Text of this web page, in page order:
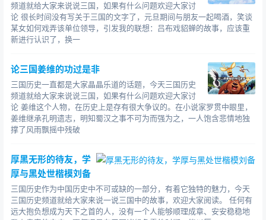
频道就给大家来说说三国，如果有什么问题欢迎大家讨
论 很长时间没有写关于三国的文字了，元旦期间与朋友一起喝酒，笑谈
某女如何戏弄该单位领导，引发我的联想：吕布戏貂蝉的故事，应该重
新进行认识了，换一
论三国姜维的功过是非
三国历史一直都是大家晶晶乐道的话题，今天三国历史
频道就给大家来说说三国，如果有什么问题欢迎大家讨
论 姜维这个人物，在历史上是存有很大争议的。在小说家罗贯中眼里，
姜维继承孔明遗志，明知蜀汉之事不可为而强为之，一人饱含悲情地独
撑了风雨飘摇中残破
厚黑无形的待友，学
厚与黑处世楷模刘备
三国历史作为中国历史中不可或缺的一部分，有着它独特的魅力，今天
三国历史频道就给大家来说一说三国中的故事，欢迎大家阅读。 任何有
远大抱负想成为天下之首的人，没有一个人能够顺理成章、安安稳稳地